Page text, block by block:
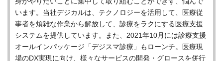
います。当社デジカルは、テクノロジーを活用して、医療従
事者を煩雑な作業から解放して、診療をラクにする医療支援
システムを提供しています。また、2021年10月には診療支援
オールインパッケージ「デジスマ診療」もローンチ。医療現
場のDX実現に向け、様々なサービスの開発・グロースを併行